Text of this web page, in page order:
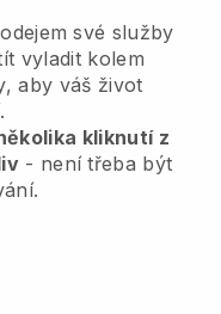
své služby
vyladit kolem
aby váš život
kliknutí z
- není třeba být